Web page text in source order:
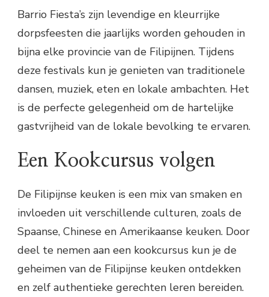
Barrio Fiesta’s zijn levendige en kleurrijke
dorpsfeesten die jaarlijks worden gehouden in
bijna elke provincie van de Filipijnen. Tijdens
deze festivals kun je genieten van traditionele
dansen, muziek, eten en lokale ambachten. Het
is de perfecte gelegenheid om de hartelijke
gastvrijheid van de lokale bevolking te ervaren.
Een Kookcursus volgen
De Filipijnse keuken is een mix van smaken en
invloeden uit verschillende culturen, zoals de
Spaanse, Chinese en Amerikaanse keuken. Door
deel te nemen aan een kookcursus kun je de
geheimen van de Filipijnse keuken ontdekken
en zelf authentieke gerechten leren bereiden.